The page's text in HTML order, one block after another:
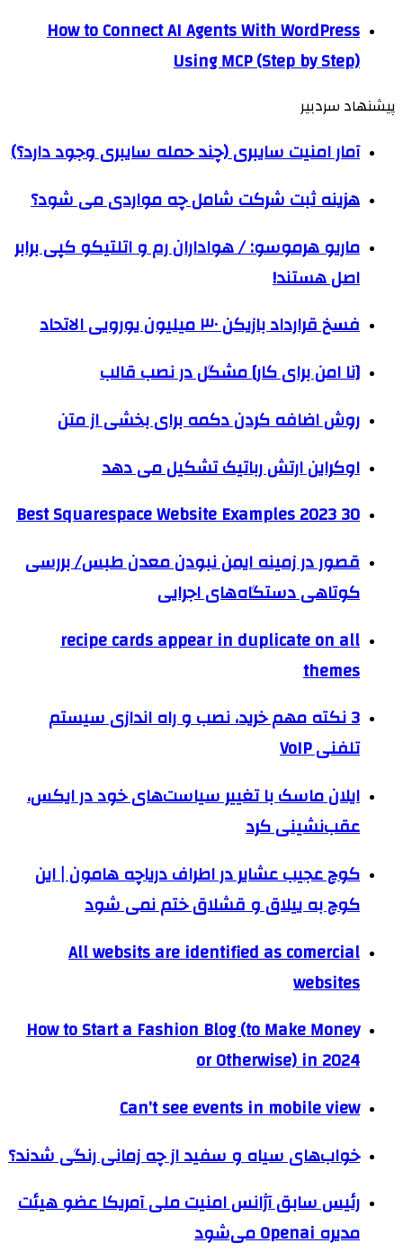
How to Connect AI Agents With WordPress
Using MCP (Step by Step)
پیشنهاد سردبیر
آمار امنیت سایبری (چند حمله سایبری وجود دارد؟)
هزینه ثبت شرکت شامل چه مواردی می شود؟
ماریو هرموسو: / هواداران رم و اتلتیکو کپی برابر
اصل‌ هستند!
فسخ قرارداد بازیکن ۳۰ میلیون یورویی الاتحاد
[نا امن برای کار] مشگل در نصب قالب
روش اضافه کردن دکمه برای بخشی از متن
اوکراین ارتش رباتیک تشکیل می دهد
30 Best Squarespace Website Examples 2023
قصور در زمینه ایمن نبودن معدن طبس/ بررسی
کوتاهی دستگاه‌های اجرایی
recipe cards appear in duplicate on all
themes
3 نکته مهم خرید، نصب و راه اندازی سیستم
تلفنی VoIP
ایلان ماسک با تغییر سیاست‌های خود در ایکس،
عقب‌نشینی کرد
کوچ عجیب عشایر در اطراف دریاچه هامون | این
کوچ به ییلاق و قشلاق ختم نمی شود
All websits are identified as comercial
websites
How to Start a Fashion Blog (to Make Money
or Otherwise) in 2024
Can’t see events in mobile view
خواب‌های سیاه و سفید از چه زمانی رنگی شدند؟
رئیس سابق آژانس امنیت ملی آمریکا عضو هیئت
مدیره Openai می‌شود